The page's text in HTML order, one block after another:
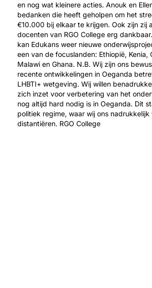
en nog wat kleinere acties. Anouk en
bedanken die heeft geholpen om het
€10.000 bij elkaar te krijgen. Ook zijn zij
docenten van RGO College erg
kan Edukans weer nieuwe
een van de focuslanden: Ethiopië, Kenia,
Malawi en Ghana. N.B. Wij zijn ons
recente ontwikkelingen in Oeganda
LHBTI+ wetgeving. Wij willen
zich inzet voor verbetering van het
nog altijd hard nodig is in Oeganda. Dit
politiek regime, waar wij ons nadrukkelijk
distantiëren. RGO College